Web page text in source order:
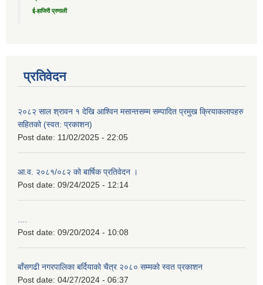
ई-हाजिरी प्रणाली
प्रतिवेदन
२०८२ साल श्रावन १ देखि आश्विन मसान्तसम्म सम्पादित प्रमुख क्रियाकलापहरु
सहितको (स्वत: प्रकाशन)
Post date: 11/02/2025 - 22:05
आ.व. २०८१/०८२ को बार्षिक प्रतिवेदन ।
Post date: 09/24/2025 - 12:14
Post date: 09/20/2024 - 10:08
बाँसगढी नगरपालिका बर्दियाको चैत्र २०८० सम्मको स्वत प्रकाशन
Post date: 04/27/2024 - 06:37